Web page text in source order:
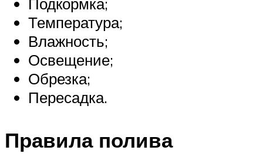
Температура;
Влажность;
Освещение;
Обрезка;
Пересадка.
Правила полива